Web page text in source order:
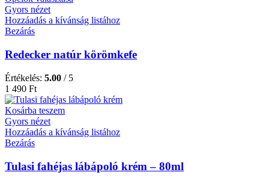
Gyors nézet
Hozzáadás a kívánság listához
Bezárás
Redecker natúr körömkefe
Értékelés: 5.00 / 5
1 490 Ft
Kosárba teszem
Gyors nézet
Hozzáadás a kívánság listához
Bezárás
Tulasi fahéjas lábápoló krém – 80ml